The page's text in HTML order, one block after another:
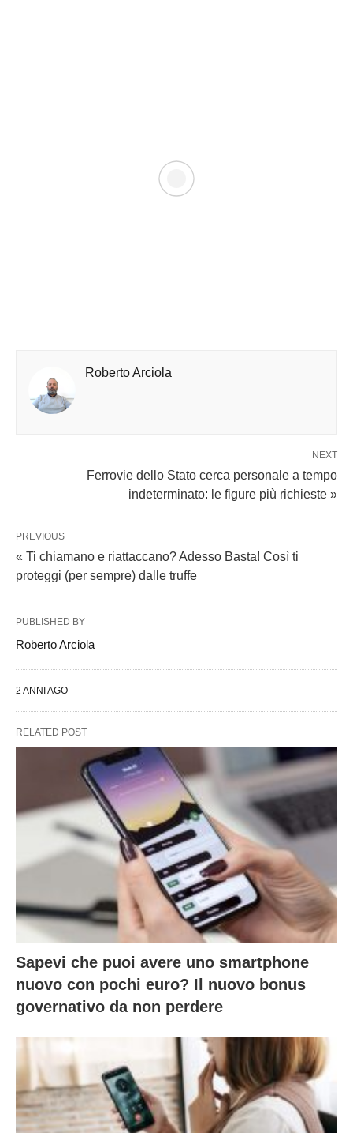
Roberto Arciola
NEXT
Ferrovie dello Stato cerca personale a tempo
indeterminato: le figure più richieste »
PREVIOUS
« Ti chiamano e riattaccano? Adesso Basta! Così ti
proteggi (per sempre) dalle truffe
PUBLISHED BY
Roberto Arciola
2 ANNI AGO
RELATED POST
Sapevi che puoi avere uno smartphone
nuovo con pochi euro? Il nuovo bonus
governativo da non perdere